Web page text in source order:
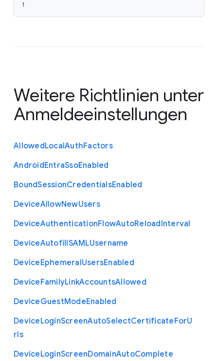
1
Weitere Richtlinien unter
Anmeldeeinstellungen
AllowedLocalAuthFactors
AndroidEntraSsoEnabled
BoundSessionCredentialsEnabled
DeviceAllowNewUsers
DeviceAuthenticationFlowAutoReloadInterval
DeviceAutofillSAMLUsername
DeviceEphemeralUsersEnabled
DeviceFamilyLinkAccountsAllowed
DeviceGuestModeEnabled
DeviceLoginScreenAutoSelectCertificateForU
rls
DeviceLoginScreenDomainAutoComplete